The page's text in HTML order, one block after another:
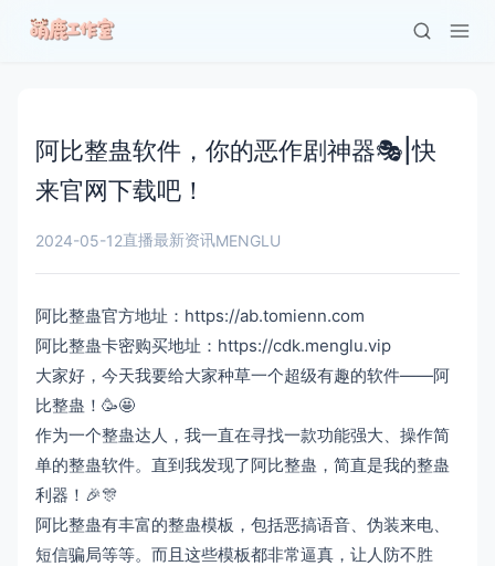
阿比整蛊软件，你的恶作剧神器🎭|快
来官网下载吧！
2024-05-12直播最新资讯MENGLU
阿比整蛊官方地址：https://ab.tomienn.com
阿比整蛊卡密购买地址：https://cdk.menglu.vip
大家好，今天我要给大家种草一个超级有趣的软件——阿
比整蛊！🥳🤩
作为一个整蛊达人，我一直在寻找一款功能强大、操作简
单的整蛊软件。直到我发现了阿比整蛊，简直是我的整蛊
利器！🎉🎊
阿比整蛊有丰富的整蛊模板，包括恶搞语音、伪装来电、
短信骗局等等。而且这些模板都非常逼真，让人防不胜